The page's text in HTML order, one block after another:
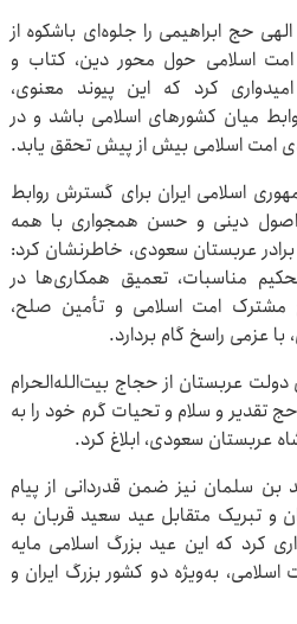
حج ابراهیمی را جلوه‌ای باشکوه از
امت اسلامی حول محور دین، کتاب و
کرد که این پیوند معنوی،
میان کشورهای اسلامی باشد و در
امت اسلامی بیش از پیش تحقق یابد.
اسلامی ایران برای گسترش روابط
اصول دینی و حسن همجواری با همه
عربستان سعودی، خاطرنشان کرد:
مناسبات، تعمیق همکاری‌ها در
مشترک امت اسلامی و تأمین صلح،
عزمی راسخ گام بردارد.
دولت عربستان از حجاج بیت‌الله‌الحرام
حج تقدیر و سلام و تحیات گرم خود را به
عربستان سعودی، ابلاغ کرد.
سلمان نیز ضمن قدردانی از پیام
و تبریک متقابل عید سعید قربان به
کرد که این عید بزرگ اسلامی مایه
به‌ویژه دو کشور بزرگ ایران و